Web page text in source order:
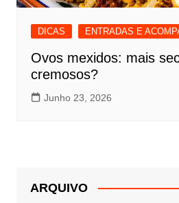
DICAS ENTRADAS E
Ovos mexidos: mais
cremosos?
Junho 23, 2026
ARQUIVO